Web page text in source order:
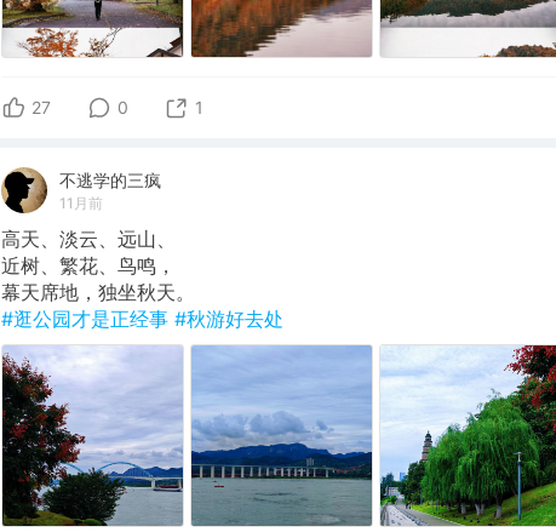
27 0 1
不逃学的三疯
11月前
高天、淡云、远山、
近树、繁花、鸟鸣，
幕天席地，独坐秋天。
#逛公园才是正经事 #秋游好去处